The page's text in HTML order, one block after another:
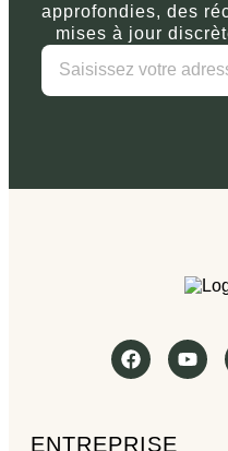
approfondies, des
mises à jour
ENTREPRISE